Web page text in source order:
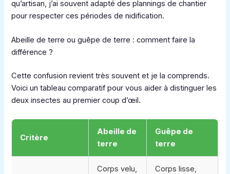
qu’artisan, j’ai souvent adapté des plannings de chantier
pour respecter ces périodes de nidification.
Abeille de terre ou guêpe de terre : comment faire la
différence ?
Cette confusion revient très souvent et je la comprends.
Voici un tableau comparatif pour vous aider à distinguer les
deux insectes au premier coup d’œil.
Critère
Abeille de
terre
Guêpe de
terre
Corps velu,
Corps lisse,